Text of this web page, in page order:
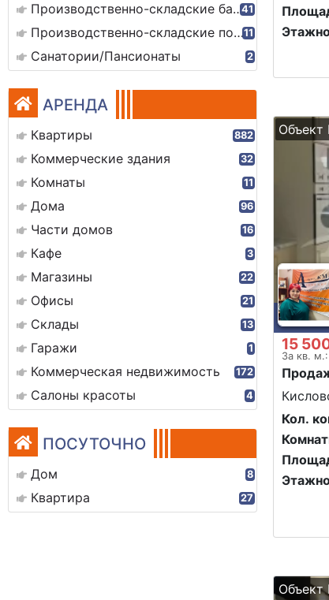
Производственно-складские базы41
Производственно-складские помещения11
Санатории/Пансионаты 2
АРЕНДА
Квартиры 882
Коммерческие здания 32
Комнаты 11
Дома 96
Части домов 16
Кафе 3
Магазины 22
Офисы 21
Склады 13
Гаражи 1
Коммерческая недвижимость 172
Салоны красоты 4
ПОСУТОЧНО
Дом 8
Квартира 27
Объект
15
За кв.
Кол.